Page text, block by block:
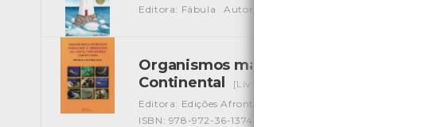
Editora: Fábula
Autor: Sophie Blackall
Organismos marinhos perigosos e
Continental
[Livros]
Editora: Edições Afrontamento
ISBN: 978-972-36-1374-2